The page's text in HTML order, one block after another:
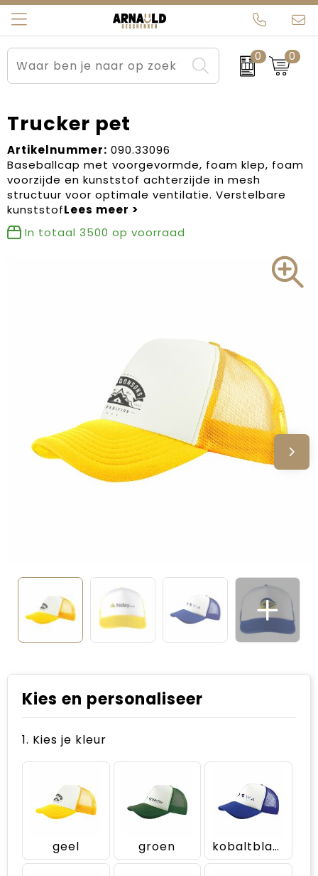
0 0
Relatiegeschenken
Sportkleding
Werkkleding
Kleding en textiel
Tassen
Beurs en Evenementen
Brievenbuspakketten
Carnaval
Dag van de Zorg
Kerstartikelen
Voetbal, EK en WK
Voor de bouw
Zomergeschenken
Arnauld Kerstpakketten
MijnEigenKadootje
Ons team
Contact
Blogs
Trucker pet
Artikelnummer: 090.33096
Baseballcap met voorgevormde, foam klep, foam
voorzijde en kunststof achterzijde in mesh
structuur voor optimale ventilatie. Verstelbare
kunststof
In totaal 3500 op voorraad
Kies en personaliseer
1. Kies je kleur
geel groen kobaltblauw